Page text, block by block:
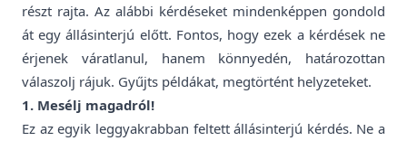
részt rajta. Az alábbi kérdéseket mindenképpen gondold
át egy állásinterjú előtt. Fontos, hogy ezek a kérdések ne
érjenek váratlanul, hanem könnyedén, határozottan
válaszolj rájuk. Gyűjts példákat, megtörtént helyzeteket.
1. Mesélj magadról!
Ez az egyik leggyakrabban feltett állásinterjú kérdés. Ne a